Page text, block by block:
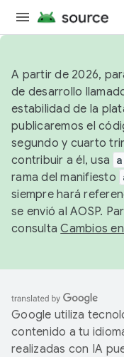
A partir de 2026,
de desarrollo
estabilidad de la
publicaremos el
segundo y cuarto
contribuir a él, usa
rama del manifiesto
siempre hará
se envió al AOSP.
consultaCambios
Google utiliza
contenido a tu
realizadas con IA